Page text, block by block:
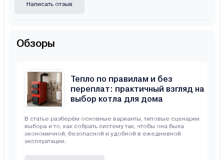
Написать отзыв
Обзоры
Тепло по правилам и без
переплат: практичный взгляд на
выбор котла для дома
В статье разберём основные варианты, типовые сценарии
выбора и то, как собрать систему так, чтобы она была
экономичной, безопасной и удобной в ежедневной
эксплуатации.